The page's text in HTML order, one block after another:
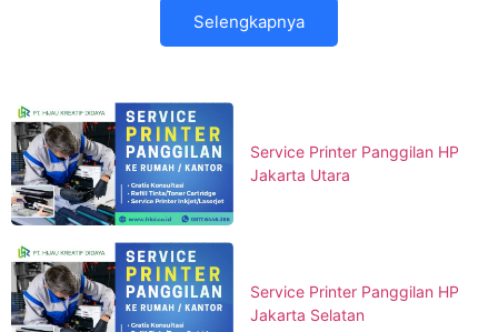
Selengkapnya
Service Printer Panggilan HP
Jakarta Utara
Service Printer Panggilan HP
Jakarta Selatan